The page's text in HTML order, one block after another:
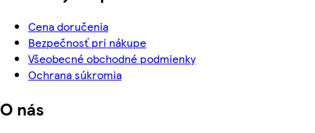
Cena doručenia
Bezpečnosť pri nákupe
Všeobecné obchodné podmienky
Ochrana súkromia
O nás